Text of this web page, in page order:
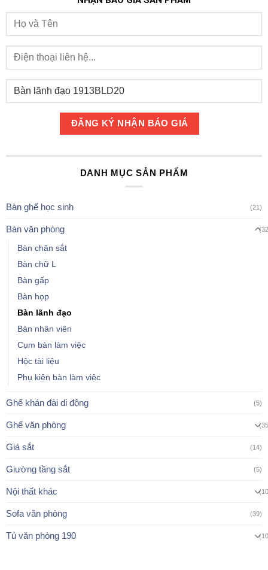
DANH MỤC SẢN PHẨM
Bàn ghế học sinh (21)
Bàn văn phòng
Bàn chân sắt
Bàn chữ L
Bàn gấp
Bàn họp
Bàn lãnh đạo
Bàn nhân viên
Cụm bàn làm việc
Hộc tài liệu
Phụ kiện bàn làm việc
Ghế khán đài di động (5)
Ghế văn phòng
Giá sắt (14)
Giường tầng sắt (5)
Nội thất khác
Sofa văn phòng (39)
Tủ văn phòng 190